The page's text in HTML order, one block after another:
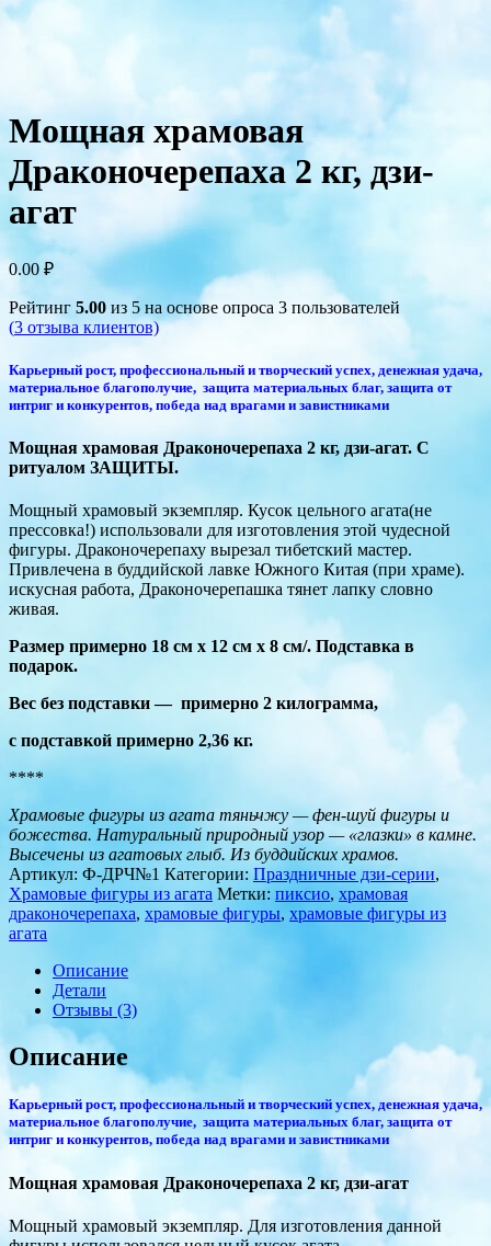
Мощная храмовая
Драконочерепаха 2 кг, дзи-
агат
0.00 ₽
Рейтинг 5.00 из 5 на основе опроса 3 пользователей
(3 отзыва клиентов)
Карьерный рост, профессиональный и творческий успех, денежная удача,
материальное благополучие, защита материальных благ, защита от
интриг и конкурентов, победа над врагами и завистниками
Мощная храмовая Драконочерепаха 2 кг, дзи-агат. С
ритуалом ЗАЩИТЫ.
Мощный храмовый экземпляр. Кусок цельного агата(не
прессовка!) использовали для изготовления этой чудесной
фигуры. Драконочерепаху вырезал тибетский мастер.
Привлечена в буддийской лавке Южного Китая (при храме).
искусная работа, Драконочерепашка тянет лапку словно
живая.
Размер примерно 18 см x 12 см x 8 см/. Подставка в
подарок.
Вес без подставки — примерно 2 килограмма,
с подставкой примерно 2,36 кг.
****
Храмовые фигуры из агата тяньчжу — фен-шуй фигуры и
божества. Натуральный природный узор — «глазки» в камне.
Высечены из агатовых глыб. Из буддийских храмов.
Артикул: Ф-ДРЧ№1 Категории: Праздничные дзи-серии,
Храмовые фигуры из агата Метки: пиксио, храмовая
драконочерепаха, храмовые фигуры, храмовые фигуры из
агата
Описание
Детали
Отзывы (3)
Описание
Карьерный рост, профессиональный и творческий успех, денежная удача,
материальное благополучие, защита материальных благ, защита от
интриг и конкурентов, победа над врагами и завистниками
Мощная храмовая Драконочерепаха 2 кг, дзи-агат
Мощный храмовый экземпляр. Для изготовления данной